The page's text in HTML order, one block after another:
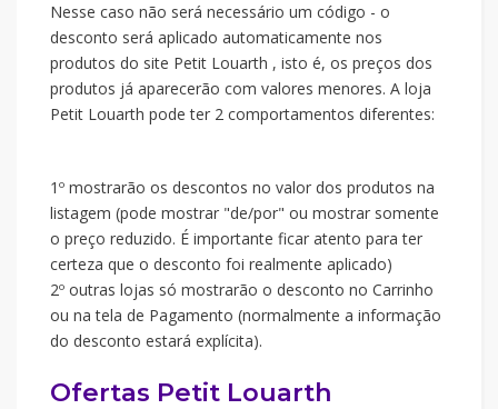
Nesse caso não será necessário um código - o
desconto será aplicado automaticamente nos
produtos do site Petit Louarth , isto é, os preços dos
produtos já aparecerão com valores menores. A loja
Petit Louarth pode ter 2 comportamentos diferentes:
1º mostrarão os descontos no valor dos produtos na
listagem (pode mostrar "de/por" ou mostrar somente
o preço reduzido. É importante ficar atento para ter
certeza que o desconto foi realmente aplicado)
2º outras lojas só mostrarão o desconto no Carrinho
ou na tela de Pagamento (normalmente a informação
do desconto estará explícita).
Ofertas Petit Louarth